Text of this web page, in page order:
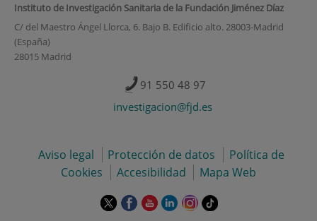
Instituto de Investigación Sanitaria de la Fundación Jiménez Díaz
C/ del Maestro Ángel Llorca, 6. Bajo B. Edificio alto. 28003-Madrid
(España)
28015 Madrid
91 550 48 97
investigacion@fjd.es
Aviso legal Protección de datos
Política de
Cookies
Accesibilidad Mapa Web
EsteEsteEsteEsteEsteEnlace